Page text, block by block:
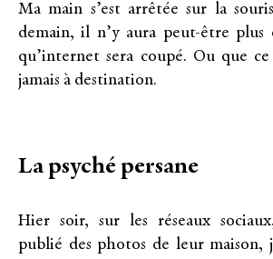
Ma main s’est arrêtée sur la
demain, il n’y aura peut-être plus
qu’internet sera coupé. Ou que
jamais à destination.
La psyché persane
Hier soir, sur les réseaux
publié des photos de leur maison,